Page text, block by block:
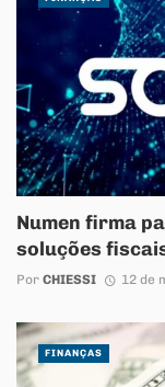
Numen firma
soluções
Por CHIESSI 12 de
FINANÇAS